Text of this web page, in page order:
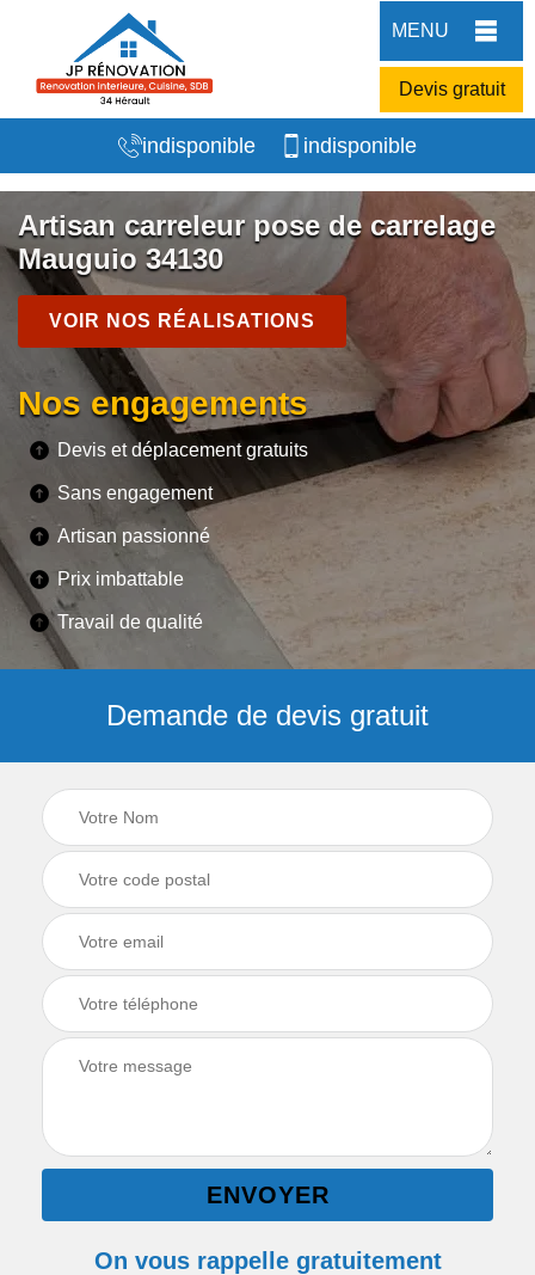
MENU
Devis gratuit
indisponible indisponible
Artisan carreleur pose de carrelage
Mauguio 34130
VOIR NOS RÉALISATIONS
Nos engagements
Devis et déplacement gratuits
Sans engagement
Artisan passionné
Prix imbattable
Travail de qualité
Demande de devis gratuit
On vous rappelle gratuitement